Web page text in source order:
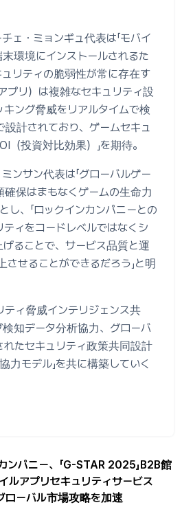
ェ・ミョンギュ代表は「モバイ
環境にインストールされるた
リティの脆弱性が常に存在す
アプリ）は複雑なセキュリティ設
ング脅威をリアルタイムで検
計されており、ゲームセキュ
（投資対比効果）」を期待。
ンサン代表は「グローバルゲー
確保はまもなくゲームの生命力
し、「ロックインカンパニーとの
ィをコードレベルではなくシ
ることで、サービス品質と運
せることができるだろう」と明
ィ脅威インテリジェンス共
知データ分析協力、グローバ
れたセキュリティ政策共同設計
力モデル」を共に構築していく
ンパニー、「G-STAR 2025」B2B館
ルアプリセキュリティサービス
グローバル市場攻略を加速